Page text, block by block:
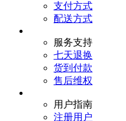
支付方式
配送方式
服务支持
七天退换
货到付款
售后维权
用户指南
注册用户